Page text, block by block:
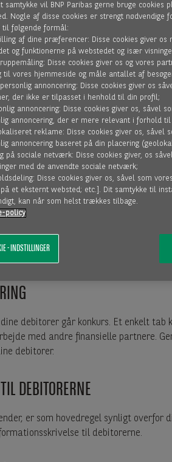
– KORT FORTALT
til en aftalt pris. Vi køber
du kan forbedre nøgletal og få et
dine fakturaer kan vi finansiere
vil forbedre din likviditet, så du kan
og vi kan justere størrelsen af
debitorer går konkurs. Et enkelt tab
med andre finansielle partnere.
debitorer.
DEBITORERNE
er som hovedregel synligt overfor
til debitorerne.
samtykke vil BNP Paribas gerne bruge
Nogle af disse cookies er strengt nødvendige
til følgende formål:
af dine præferencer: Disse cookies giver os
og funktionerne på webstedet og især
Disse cookies giver os og vores
til vores hjemmeside og måle antallet af
annoncering: Disse cookies giver os
der ikke er tilpasset i henhold til din profil;
annoncering: Disse cookies giver os, såvel
annoncering, der er mere relevant i forhold
reklame: Disse cookies giver os, såvel
annoncering baseret på din placering
på sociale netværk: Disse cookies giver, os
med de anvendte sociale netværk;
Disse cookies giver os, såvel som
på et eksternt websted; etc.]. Dit samtykke til
kan når som helst trækkes tilbage.
policy
- INDSTILLINGER